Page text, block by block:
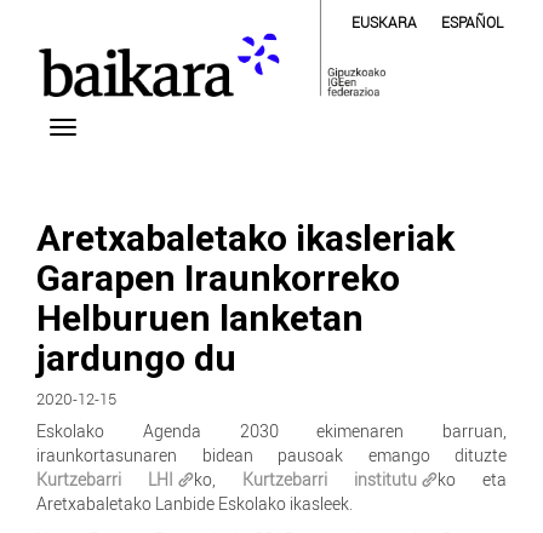
EUSKARA ESPAÑOL
Aretxabaletako ikasleriak
Garapen Iraunkorreko
Helburuen lanketan
jardungo du
2020-12-15
Eskolako Agenda 2030 ekimenaren barruan,
iraunkortasunaren bidean pausoak emango dituzte
Kurtzebarri LHI
ko, Kurtzebarri institutu
ko eta
Aretxabaletako Lanbide Eskolako ikasleek.